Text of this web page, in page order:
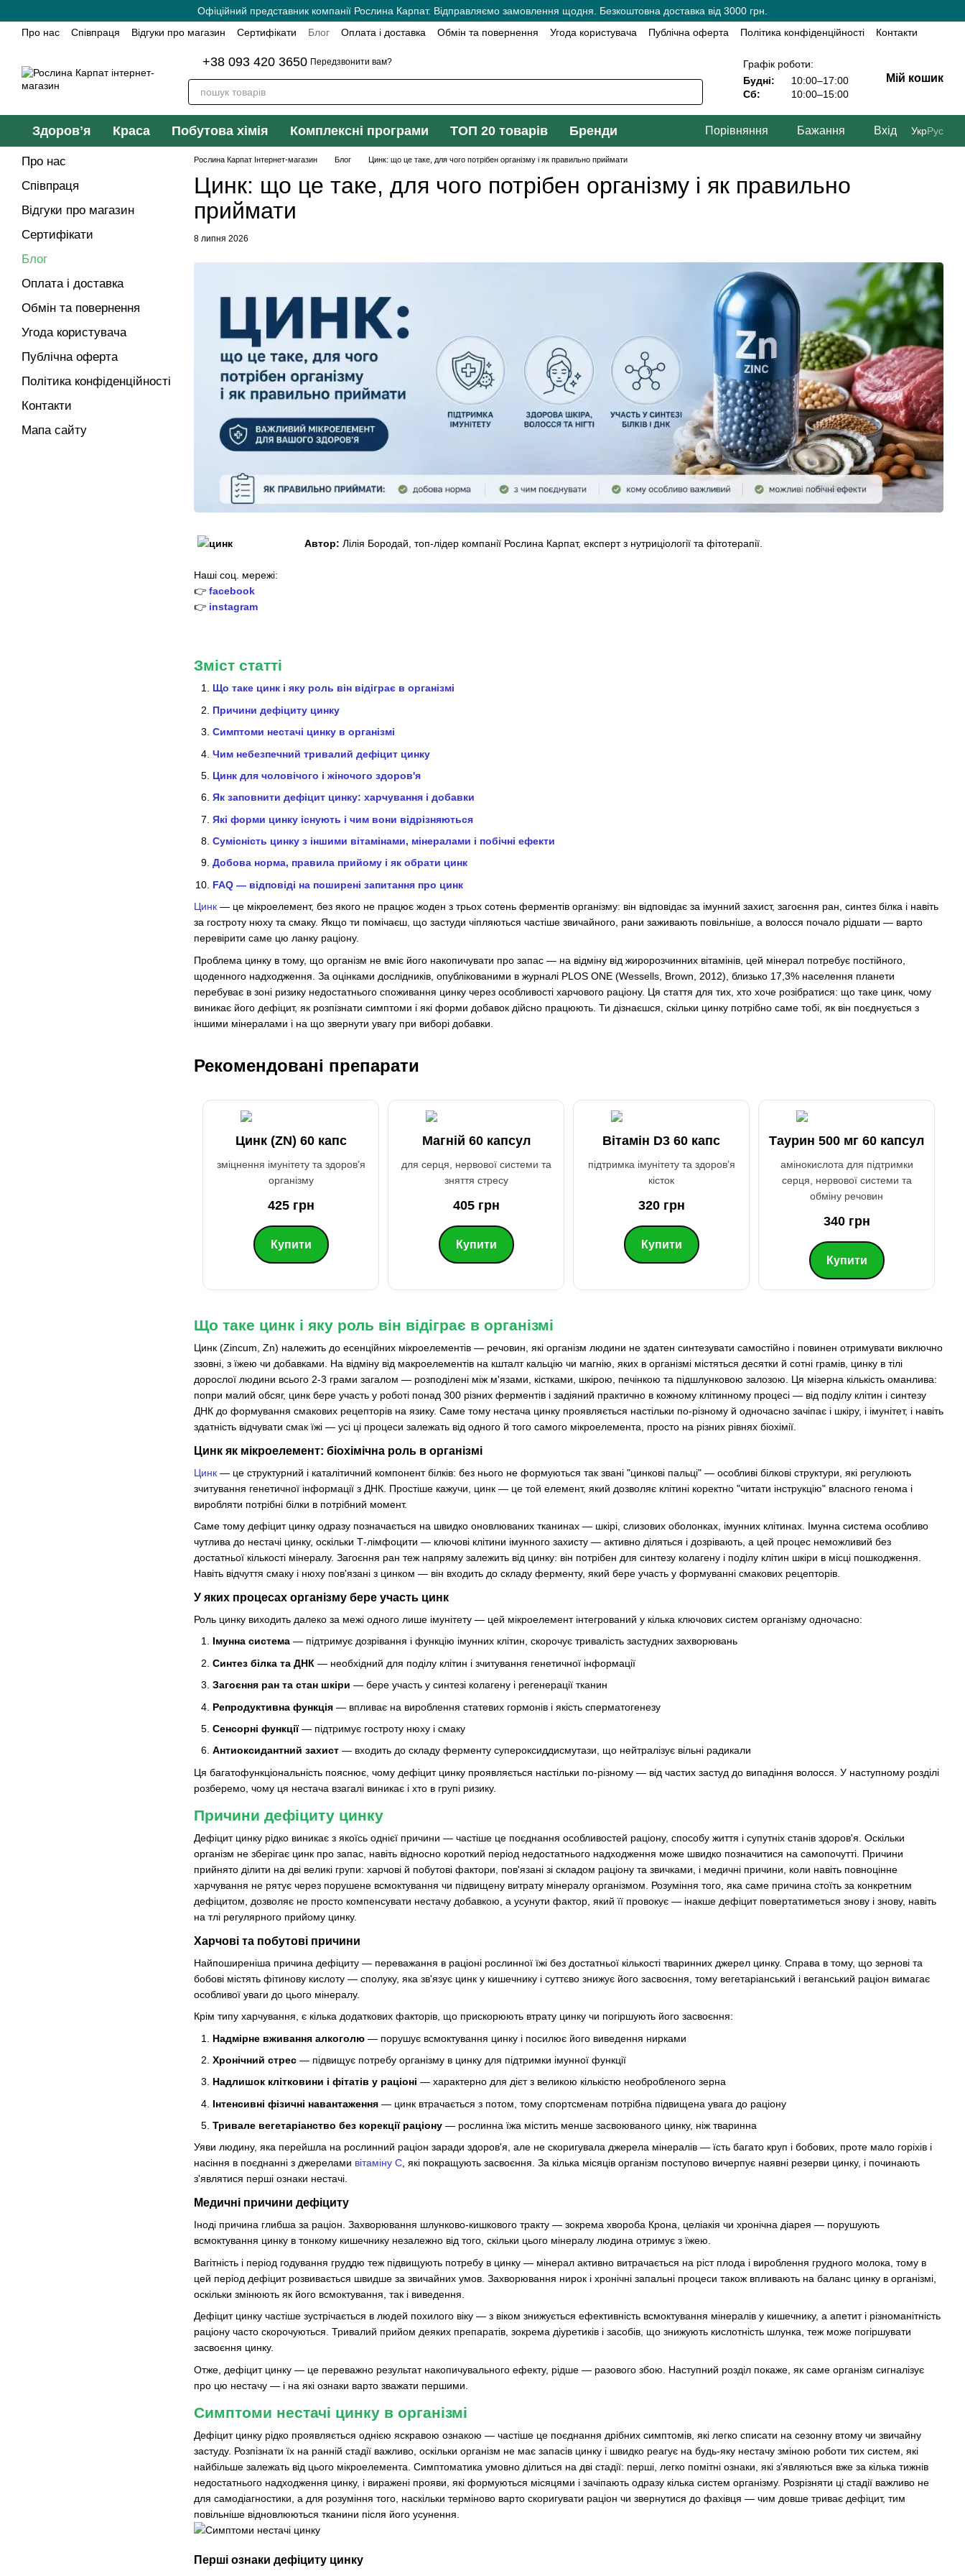
Офіційний представник компанії Рослина Карпат. Відправляємо замовлення щодня. Безкоштовна доставка від 3000 грн.
Про нас
Співпраця Відгуки про магазин Сертифікати Блог Оплата і доставка Обмін та повернення Угода користувача Публічна оферта Політика конфіденційності Контакти
+38 093 420 3650 Передзвонити вам?
Графік роботи:
Будні:
10:00–17:00
Сб:
10:00–15:00
Мій кошик
Здоровʼя Краса Побутова хімія Комплексні програми ТОП 20 товарів Бренди Порівняння Бажання Вхід УкрРус
Рослина Карпат Інтернет-магазин Блог Цинк: що це таке, для чого потрібен організму і як правильно приймати
Цинк: що це таке, для чого потрібен організму і як правильно
приймати
8 липня 2026
Автор: Лілія Бородай, топ-лідер компанії Рослина Карпат, експерт з нутриціології та фітотерапії.
Наші соц. мережі:
👉 facebook
👉 instagram
Зміст статті
Що таке цинк і яку роль він відіграє в організмі
Причини дефіциту цинку
Симптоми нестачі цинку в організмі
Чим небезпечний тривалий дефіцит цинку
Цинк для чоловічого і жіночого здоров'я
Як заповнити дефіцит цинку: харчування і добавки
Які форми цинку існують і чим вони відрізняються
Сумісність цинку з іншими вітамінами, мінералами і побічні ефекти
Добова норма, правила прийому і як обрати цинк
FAQ — відповіді на поширені запитання про цинк
Цинк — це мікроелемент, без якого не працює жоден з трьох сотень ферментів організму: він відповідає за імунний захист, загоєння ран, синтез білка і навіть
за гостроту нюху та смаку. Якщо ти помічаєш, що застуди чіпляються частіше звичайного, рани заживають повільніше, а волосся почало рідшати — варто
перевірити саме цю ланку раціону.
Проблема цинку в тому, що організм не вміє його накопичувати про запас — на відміну від жиророзчинних вітамінів, цей мінерал потребує постійного,
щоденного надходження. За оцінками дослідників, опублікованими в журналі PLOS ONE (Wessells, Brown, 2012), близько 17,3% населення планети
перебуває в зоні ризику недостатнього споживання цинку через особливості харчового раціону. Ця стаття для тих, хто хоче розібратися: що таке цинк, чому
виникає його дефіцит, як розпізнати симптоми і які форми добавок дійсно працюють. Ти дізнаєшся, скільки цинку потрібно саме тобі, як він поєднується з
іншими мінералами і на що звернути увагу при виборі добавки.
Рекомендовані препарати
Цинк (ZN) 60 капс
зміцнення імунітету та здоров’я
організму
425 грн
Купити
Магній 60 капсул
для серця, нервової системи та
зняття стресу
405 грн
Купити
Вітамін D3 60 капс
підтримка імунітету та здоров’я
кісток
320 грн
Купити
Таурин 500 мг 60 капсул
амінокислота для підтримки
серця, нервової системи та
обміну речовин
340 грн
Купити
Що таке цинк і яку роль він відіграє в організмі
Цинк (Zincum, Zn) належить до есенційних мікроелементів — речовин, які організм людини не здатен синтезувати самостійно і повинен отримувати виключно
ззовні, з їжею чи добавками. На відміну від макроелементів на кшталт кальцію чи магнію, яких в організмі містяться десятки й сотні грамів, цинку в тілі
дорослої людини всього 2-3 грами загалом — розподілені між м'язами, кістками, шкірою, печінкою та підшлунковою залозою. Ця мізерна кількість оманлива:
попри малий обсяг, цинк бере участь у роботі понад 300 різних ферментів і задіяний практично в кожному клітинному процесі — від поділу клітин і синтезу
ДНК до формування смакових рецепторів на язику. Саме тому нестача цинку проявляється настільки по-різному й одночасно зачіпає і шкіру, і імунітет, і навіть
здатність відчувати смак їжі — усі ці процеси залежать від одного й того самого мікроелемента, просто на різних рівнях біохімії.
Цинк як мікроелемент: біохімічна роль в організмі
Цинк — це структурний і каталітичний компонент білків: без нього не формуються так звані "цинкові пальці" — особливі білкові структури, які регулюють
зчитування генетичної інформації з ДНК. Простіше кажучи, цинк — це той елемент, який дозволяє клітині коректно "читати інструкцію" власного генома і
виробляти потрібні білки в потрібний момент.
Саме тому дефіцит цинку одразу позначається на швидко оновлюваних тканинах — шкірі, слизових оболонках, імунних клітинах. Імунна система особливо
чутлива до нестачі цинку, оскільки Т-лімфоцити — ключові клітини імунного захисту — активно діляться і дозрівають, а цей процес неможливий без
достатньої кількості мінералу. Загоєння ран теж напряму залежить від цинку: він потрібен для синтезу колагену і поділу клітин шкіри в місці пошкодження.
Навіть відчуття смаку і нюху пов'язані з цинком — він входить до складу ферменту, який бере участь у формуванні смакових рецепторів.
У яких процесах організму бере участь цинк
Роль цинку виходить далеко за межі одного лише імунітету — цей мікроелемент інтегрований у кілька ключових систем організму одночасно:
Імунна система — підтримує дозрівання і функцію імунних клітин, скорочує тривалість застудних захворювань
Синтез білка та ДНК — необхідний для поділу клітин і зчитування генетичної інформації
Загоєння ран та стан шкіри — бере участь у синтезі колагену і регенерації тканин
Репродуктивна функція — впливає на вироблення статевих гормонів і якість сперматогенезу
Сенсорні функції— підтримує гостроту нюху і смаку
Антиоксидантний захист — входить до складу ферменту супероксиддисмутази, що нейтралізує вільні радикали
Ця багатофункціональність пояснює, чому дефіцит цинку проявляється настільки по-різному — від частих застуд до випадіння волосся. У наступному розділі
розберемо, чому ця нестача взагалі виникає і хто в групі ризику.
Причини дефіциту цинку
Дефіцит цинку рідко виникає з якоїсь однієї причини — частіше це поєднання особливостей раціону, способу життя і супутніх станів здоров'я. Оскільки
організм не зберігає цинк про запас, навіть відносно короткий період недостатнього надходження може швидко позначитися на самопочутті. Причини
прийнято ділити на дві великі групи: харчові й побутові фактори, пов'язані зі складом раціону та звичками, і медичні причини, коли навіть повноцінне
харчування не рятує через порушене всмоктування чи підвищену витрату мінералу організмом. Розуміння того, яка саме причина стоїть за конкретним
дефіцитом, дозволяє не просто компенсувати нестачу добавкою, а усунути фактор, який її провокує — інакше дефіцит повертатиметься знову і знову, навіть
на тлі регулярного прийому цинку.
Харчові та побутові причини
Найпоширеніша причина дефіциту — переважання в раціоні рослинної їжі без достатньої кількості тваринних джерел цинку. Справа в тому, що зернові та
бобові містять фітинову кислоту — сполуку, яка зв'язує цинк у кишечнику і суттєво знижує його засвоєння, тому вегетаріанський і веганський раціон вимагає
особливої уваги до цього мінералу.
Крім типу харчування, є кілька додаткових факторів, що прискорюють втрату цинку чи погіршують його засвоєння:
Надмірне вживання алкоголю — порушує всмоктування цинку і посилює його виведення нирками
Хронічний стрес — підвищує потребу організму в цинку для підтримки імунної функції
Надлишок клітковини і фітатів у раціоні — характерно для дієт з великою кількістю необробленого зерна
Інтенсивні фізичні навантаження — цинк втрачається з потом, тому спортсменам потрібна підвищена увага до раціону
Тривале вегетаріанство без корекції раціону — рослинна їжа містить менше засвоюваного цинку, ніж тваринна
Уяви людину, яка перейшла на рослинний раціон заради здоров'я, але не скоригувала джерела мінералів — їсть багато круп і бобових, проте мало горіхів і
насіння в поєднанні з джерелами вітаміну C, які покращують засвоєння. За кілька місяців організм поступово вичерпує наявні резерви цинку, і починають
з'являтися перші ознаки нестачі.
Медичні причини дефіциту
Іноді причина глибша за раціон. Захворювання шлунково-кишкового тракту — зокрема хвороба Крона, целіакія чи хронічна діарея — порушують
всмоктування цинку в тонкому кишечнику незалежно від того, скільки цього мінералу людина отримує з їжею.
Вагітність і період годування груддю теж підвищують потребу в цинку — мінерал активно витрачається на ріст плода і вироблення грудного молока, тому в
цей період дефіцит розвивається швидше за звичайних умов. Захворювання нирок і хронічні запальні процеси також впливають на баланс цинку в організмі,
оскільки змінюють як його всмоктування, так і виведення.
Дефіцит цинку частіше зустрічається в людей похилого віку — з віком знижується ефективність всмоктування мінералів у кишечнику, а апетит і різноманітність
раціону часто скорочуються. Тривалий прийом деяких препаратів, зокрема діуретиків і засобів, що знижують кислотність шлунка, теж може погіршувати
засвоєння цинку.
Отже, дефіцит цинку — це переважно результат накопичувального ефекту, рідше — разового збою. Наступний розділ покаже, як саме організм сигналізує
про цю нестачу — і на які ознаки варто зважати першими.
Симптоми нестачі цинку в організмі
Дефіцит цинку рідко проявляється однією яскравою ознакою — частіше це поєднання дрібних симптомів, які легко списати на сезонну втому чи звичайну
застуду. Розпізнати їх на ранній стадії важливо, оскільки організм не має запасів цинку і швидко реагує на будь-яку нестачу зміною роботи тих систем, які
найбільше залежать від цього мікроелемента. Симптоматика умовно ділиться на дві стадії: перші, легко помітні ознаки, які з'являються вже за кілька тижнів
недостатнього надходження цинку, і виражені прояви, які формуються місяцями і зачіпають одразу кілька систем організму. Розрізняти ці стадії важливо не
для самодіагностики, а для розуміння того, наскільки терміново варто скоригувати раціон чи звернутися до фахівця — чим довше триває дефіцит, тим
повільніше відновлюються тканини після його усунення.
Перші ознаки дефіциту цинку
Про нас
Співпраця
Відгуки про магазин
Сертифікати
Блог
Оплата і доставка
Обмін та повернення
Угода користувача
Публічна оферта
Політика конфіденційності
Контакти
Мапа сайту